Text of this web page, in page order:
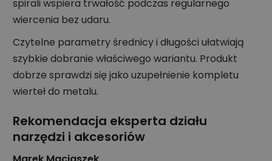
spirali wspiera trwałość podczas regularnego
wiercenia bez udaru.
Czytelne parametry średnicy i długości ułatwiają
szybkie dobranie właściwego wariantu. Produkt
dobrze sprawdzi się jako uzupełnienie kompletu
wierteł do metalu.
Rekomendacja eksperta działu
narzędzi i akcesoriów